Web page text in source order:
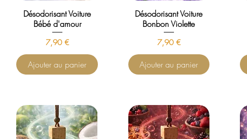
Désodorisant Voiture
Bébé d'amour
Prix
7,90 €
Ajouter au panier
Désodorisant Voiture
Bonbon Violette
Prix
7,90 €
Ajouter au panier